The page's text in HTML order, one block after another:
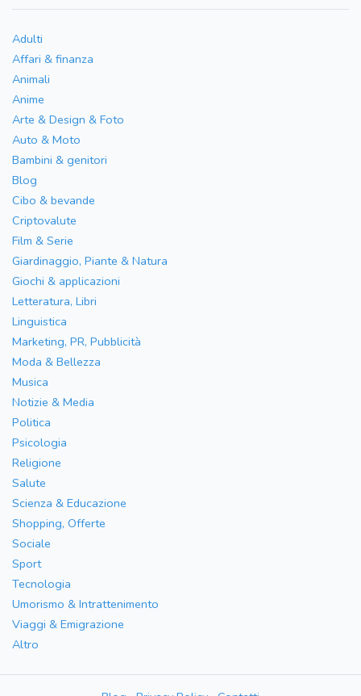
Adulti
Affari & finanza
Animali
Anime
Arte & Design & Foto
Auto & Moto
Bambini & genitori
Blog
Cibo & bevande
Criptovalute
Film & Serie
Giardinaggio, Piante & Natura
Giochi & applicazioni
Letteratura, Libri
Linguistica
Marketing, PR, Pubblicità
Moda & Bellezza
Musica
Notizie & Media
Politica
Psicologia
Religione
Salute
Scienza & Educazione
Shopping, Offerte
Sociale
Sport
Tecnologia
Umorismo & Intrattenimento
Viaggi & Emigrazione
Altro